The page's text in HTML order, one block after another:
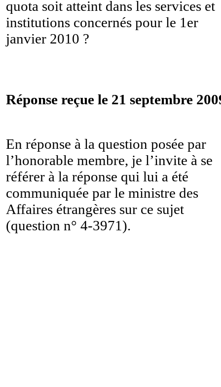
quota soit atteint dans les services et
institutions concernés pour le 1er
janvier 2010 ?
Réponse reçue le 21 septembre
En réponse à la question posée par
l’honorable membre, je l’invite à se
référer à la réponse qui lui a été
communiquée par le ministre des
Affaires étrangères sur ce sujet
(question n° 4-3971).